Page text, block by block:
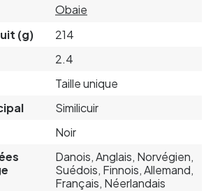
Obaie
(g)
214
2.4
Taille unique
Similicuir
Noir
Danois, Anglais, Norvégien,
Suédois, Finnois, Allemand,
Français, Néerlandais